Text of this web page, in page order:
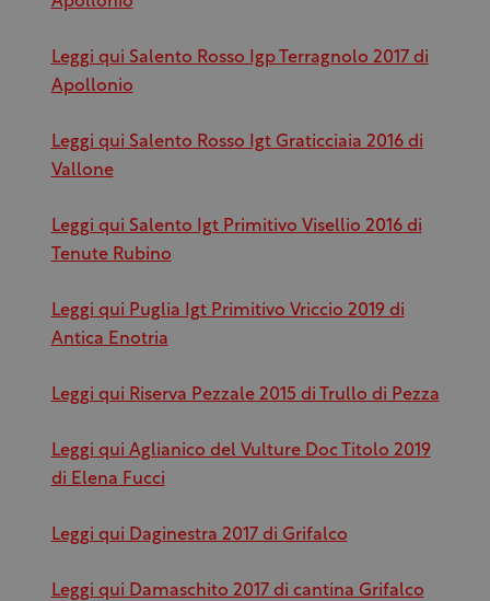
Leggi qui Salento Rosso Igp Terragnolo 2017 di
Apollonio
Leggi qui Salento Rosso Igt Graticciaia 2016 di
Vallone
Leggi qui Salento Igt Primitivo Visellio 2016 di
Tenute Rubino
Leggi qui Puglia Igt Primitivo Vriccio 2019 di
Antica Enotria
Leggi qui Riserva Pezzale 2015 di Trullo di Pezza
Leggi qui Aglianico del Vulture Doc Titolo 2019
di Elena Fucci
Leggi qui Daginestra 2017 di Grifalco
Leggi qui Damaschito 2017 di cantina Grifalco